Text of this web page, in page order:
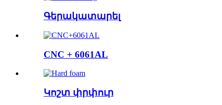
Գերակատարել
CNC + 6061AL
Կոշտ փրփուր